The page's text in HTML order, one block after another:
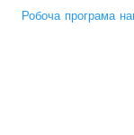
Робоча програма